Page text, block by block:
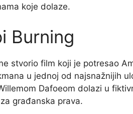
koje dolaze.
Burning
stvorio film koji je potresao
u jednoj od najsnažnijih
Dafoeom dolazi u
građanska prava.